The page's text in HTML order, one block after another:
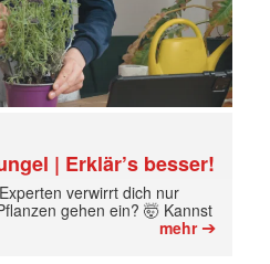
| Erklär’s besser!
verwirrt dich nur
gehen ein? 🤯 Kannst
mehr➔